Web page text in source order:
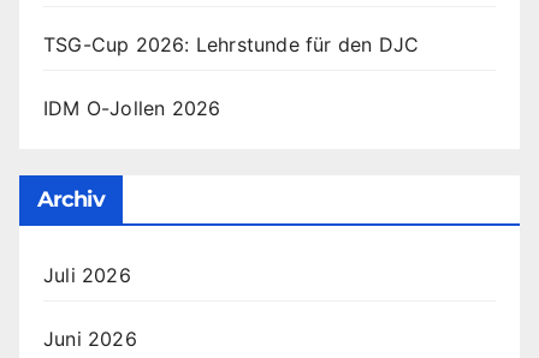
TSG-Cup 2026: Lehrstunde für den DJC
IDM O-Jollen 2026
Archiv
Juli 2026
Juni 2026